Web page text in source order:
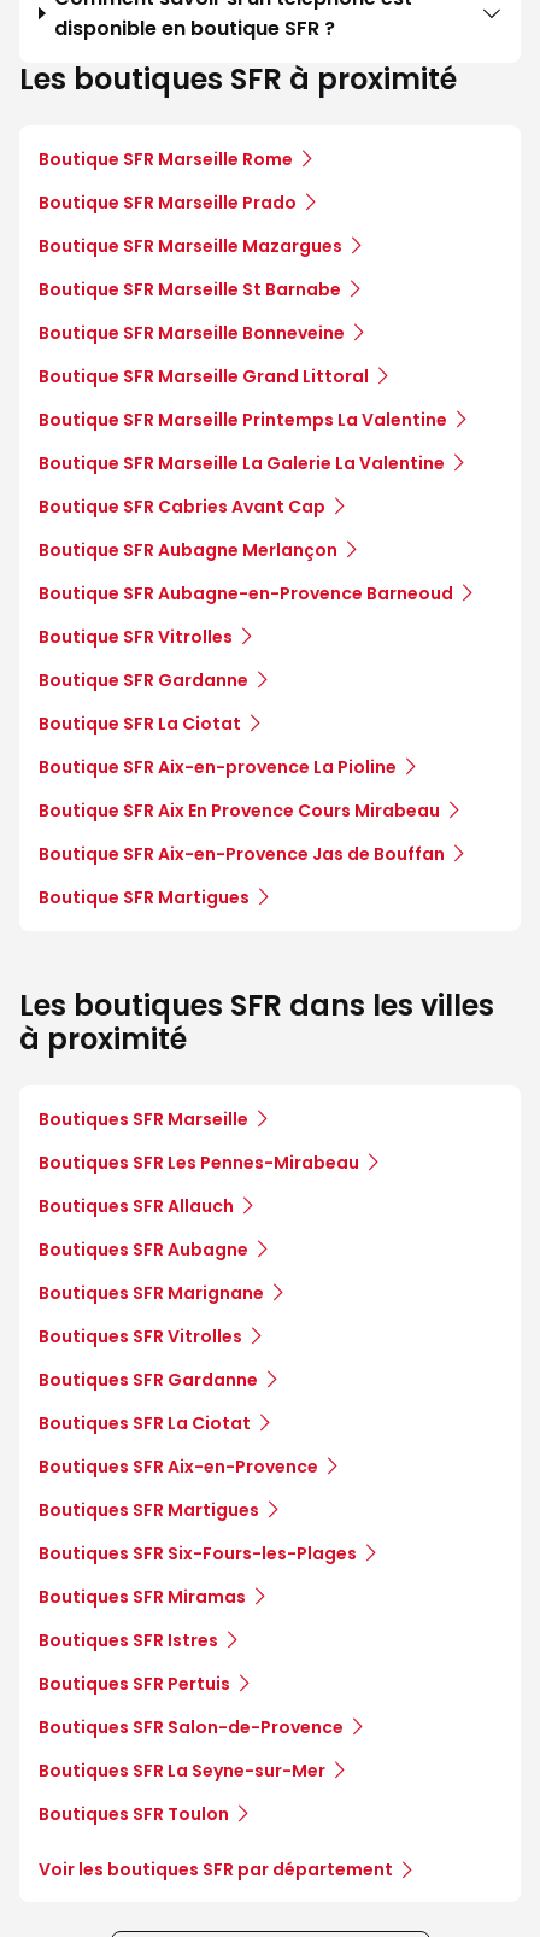
disponible en boutique SFR ?
Les boutiques SFR à proximité
Boutique SFR Marseille Rome
Boutique SFR Marseille Prado
Boutique SFR Marseille Mazargues
Boutique SFR Marseille St Barnabe
Boutique SFR Marseille Bonneveine
Boutique SFR Marseille Grand Littoral
Boutique SFR Marseille Printemps La Valentine
Boutique SFR Marseille La Galerie La Valentine
Boutique SFR Cabries Avant Cap
Boutique SFR Aubagne Merlançon
Boutique SFR Aubagne-en-Provence Barneoud
Boutique SFR Vitrolles
Boutique SFR Gardanne
Boutique SFR La Ciotat
Boutique SFR Aix-en-provence La Pioline
Boutique SFR Aix En Provence Cours Mirabeau
Boutique SFR Aix-en-Provence Jas de Bouffan
Boutique SFR Martigues
Les boutiques SFR dans les villes
à proximité
Boutiques SFR Marseille
Boutiques SFR Les Pennes-Mirabeau
Boutiques SFR Allauch
Boutiques SFR Aubagne
Boutiques SFR Marignane
Boutiques SFR Vitrolles
Boutiques SFR Gardanne
Boutiques SFR La Ciotat
Boutiques SFR Aix-en-Provence
Boutiques SFR Martigues
Boutiques SFR Six-Fours-les-Plages
Boutiques SFR Miramas
Boutiques SFR Istres
Boutiques SFR Pertuis
Boutiques SFR Salon-de-Provence
Boutiques SFR La Seyne-sur-Mer
Boutiques SFR Toulon
Voir les boutiques SFR par département